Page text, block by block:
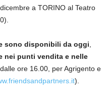
a TORINO al Teatro
sono disponibili da oggi
nei punti vendita e nelle
ore 16.00, per Agrigento e
).